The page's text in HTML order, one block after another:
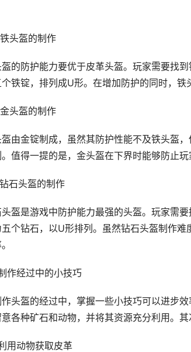
铁头盔的制作
的防护能力要优于皮革头盔。玩家需要找
铁锭，排列成U形。在增加防护的同时，铁
金头盔的制作
由金锭制成，虽然其防护性能不及铁头盔
值得一提的是，金头盔在下界时能够防止
钻石头盔的制作
盔是游戏中防护能力最强的头盔。玩家需
个钻石，以U形排列。虽然钻石头盔制作
作经过中的小技巧
头盔的经过中，掌握一些小技巧可以进步
各种矿石和动物，并将其资源充分利用。
利用动物获取皮革